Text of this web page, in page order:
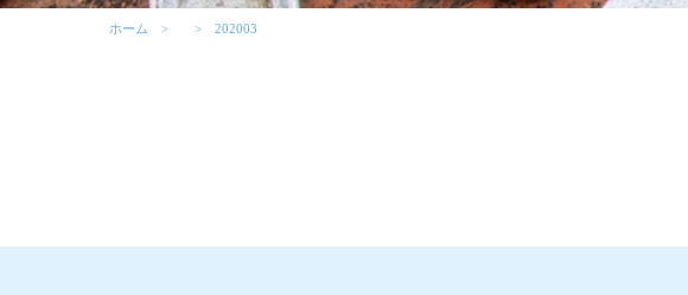
ホーム 202003